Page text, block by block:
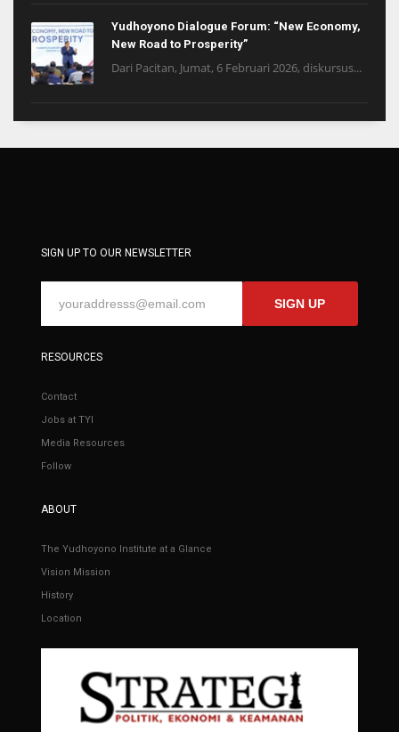
Yudhoyono Dialogue Forum: “New Economy,
New Road to Prosperity”
Dari Pacitan, Jumat, 6 Februari 2026, diskursus...
SIGN UP TO OUR NEWSLETTER
SIGN UP
RESOURCES
Contact
Jobs at TYI
Media Resources
Follow
ABOUT
The Yudhoyono Institute at a Glance
Vision Mission
History
Location